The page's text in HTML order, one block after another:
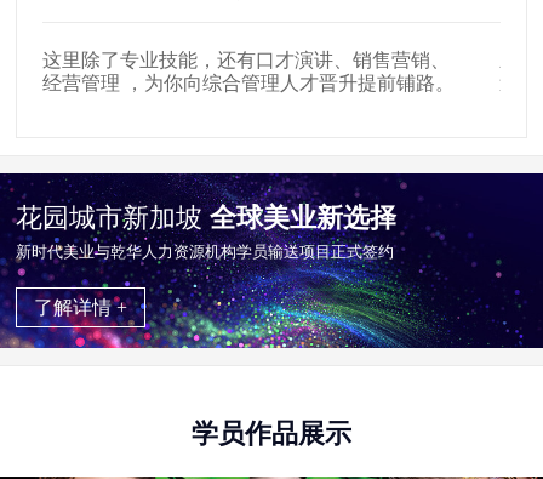
这里除了专业技能，还有口才演讲、销售营销、
经营管理 ，为你向综合管理人才晋升提前铺路。
遍布
花园城市新加坡全球美业新选择
新时代美业与乾华⼈⼒资源机构学员输送项目正式签约
了解详情 +
学员作品展示